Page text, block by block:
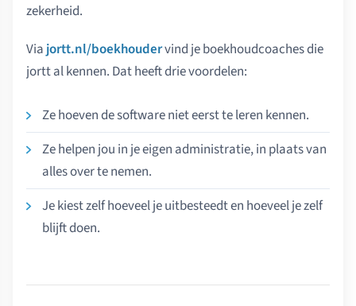
zekerheid.
Via jortt.nl/boekhoudervind je boekhoudcoaches die
jortt al kennen. Dat heeft drie voordelen:
Ze hoeven de software niet eerst te leren kennen.
Ze helpen jou in je eigen administratie, in plaats van
alles over te nemen.
Je kiest zelf hoeveel je uitbesteedt en hoeveel je zelf
blijft doen.